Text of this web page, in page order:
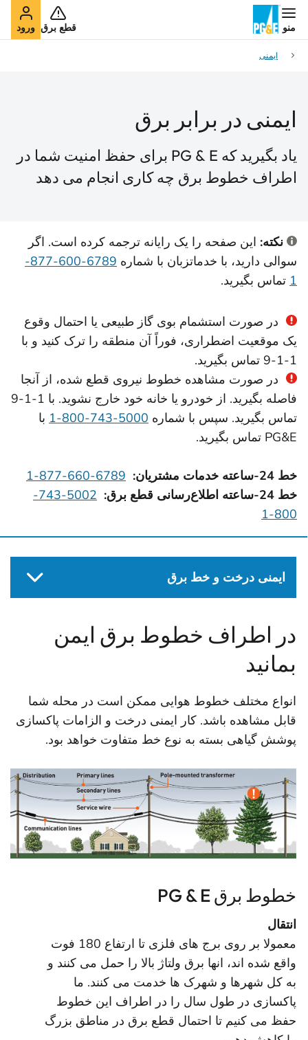
منو قطع برق ورود
ایمنی
ایمنی در برابر برق
یاد بگیرید که PG & E برای حفظ امنیت شما در
اطراف خطوط برق چه کاری انجام می دهد
نکته: این صفحه را یک رایانه ترجمه کرده است. اگر
سوالی دارید، با خدماتزبان با شماره
6789-600-877-
1 تماس بگیرید.
در صورت استشمام بوی گاز طبیعی یا احتمال وقوع
یک موقعیت اضطراری، فوراً آن منطقه را ترک کنید و با
‎9-1-1 تماس بگیرید.
در صورت مشاهده خطوط نیروی قطع شده، از آنجا
فاصله بگیرید. از خودرو یا خانه خود خارج نشوید. با 1-1-9
تماس بگیرید. سپس با شماره 5000-743-800-1
با
PG&E تماس بگیرید.
خط 24-ساعته خدمات مشتریان:
6789-660-877-1
خط 24-ساعته اطلاع‌رسانی قطع برق:
5002-743-
800-1
ایمنی درخت و خط برق
در اطراف خطوط برق ایمن
بمانید
انواع مختلف خطوط هوایی ممکن است در محله شما
قابل مشاهده باشد. کار ایمنی درخت و الزامات پاکسازی
پوشش گیاهی بسته به نوع خط متفاوت خواهد بود.
خطوط برق PG & E
انتقال
معمولا بر روی برج های فلزی تا ارتفاع 180 فوت
واقع شده اند، انها برق ولتاژ بالا را حمل می کنند و
به کل شهرها و شهرک ها خدمت می کنند. ما
پاکسازی در طول سال را در اطراف این خطوط
حفظ می کنیم تا احتمال قطع برق در مناطق بزرگ